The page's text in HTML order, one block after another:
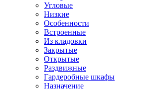
Угловые
Низкие
Особенности
Встроенные
Из кладовки
Закрытые
Открытые
Раздвижные
Гардеробные шкафы
Назначение